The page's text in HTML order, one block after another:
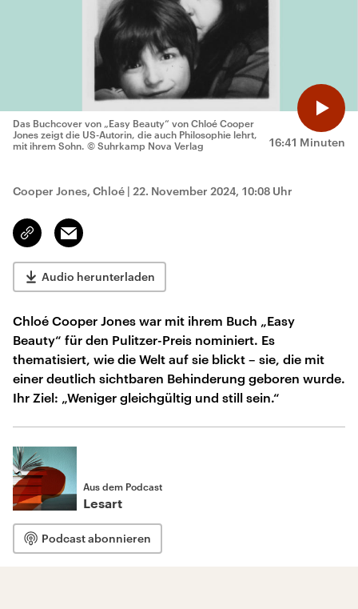
16:41 Minuten
Das Buchcover von „Easy Beauty“ von Chloé Cooper
Jones zeigt die US-Autorin, die auch Philosophie lehrt,
mit ihrem Sohn. © Suhrkamp Nova Verlag
Cooper Jones, Chloé | 22. November 2024, 10:08 Uhr
Link
kopieren/teilen
Email
Audio herunterladen
Chloé Cooper Jones war mit ihrem Buch „Easy
Beauty“ für den Pulitzer-Preis nominiert. Es
thematisiert, wie die Welt auf sie blickt – sie, die mit
einer deutlich sichtbaren Behinderung geboren wurde.
Ihr Ziel: „Weniger gleichgültig und still sein.“
Aus dem Podcast
Lesart
Podcast abonnieren